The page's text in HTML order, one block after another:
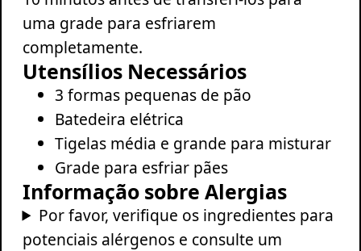
uma grade para esfriarem
completamente.
Utensílios Necessários
3 formas pequenas de pão
Batedeira elétrica
Tigelas média e grande para misturar
Grade para esfriar pães
Informação sobre Alergias
Por favor, verifique os ingredientes para
potenciais alérgenos e consulte um